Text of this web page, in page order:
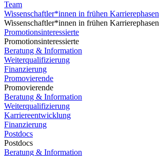
Team
Wissenschaftler*innen in frühen Karrierephasen
Wissenschaftler*innen in frühen Karrierephasen
Promotionsinteressierte
Promotionsinteressierte
Beratung & Information
Weiterqualifizierung
Finanzierung
Promovierende
Promovierende
Beratung & Information
Weiterqualifizierung
Karriereentwicklung
Finanzierung
Postdocs
Postdocs
Beratung & Information